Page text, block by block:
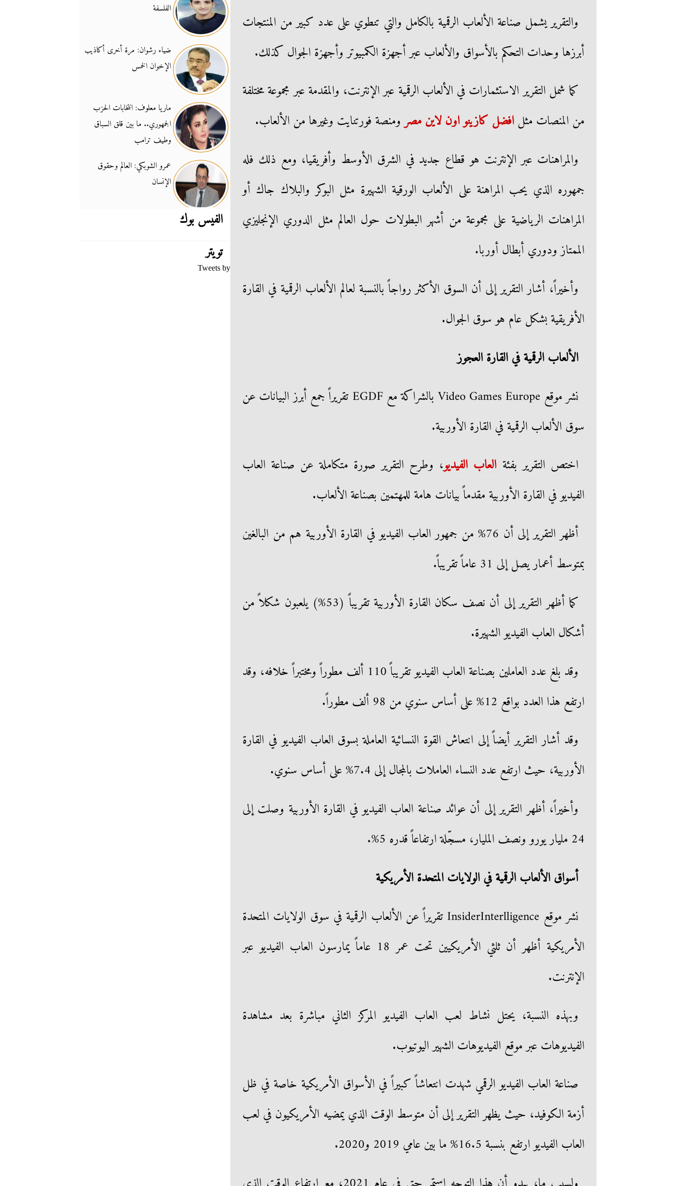
والتقرير يشمل صناعة الألعاب الرقمية بالكامل والتي تنطوي على عدد كبير من المنتجات
أبرزها وحدات التحكم بالأسواق والألعاب عبر أجهزة الكمبيوتر وأجهزة الجوال كذلك.
كما شمل التقرير الاستثمارات في الألعاب الرقمية عبر الإنترنت، والمقدمة عبر مجموعة مختلفة
من المنصات مثلافضل كازينو اون لاين مصرومنصة فورتنايت وغيرها من الألعاب.
والمراهنات عبر الإنترنت هو قطاع جديد في الشرق الأوسط وأفريقيا، ومع ذلك فله
جمهوره الذي يحب المراهنة على الألعاب الورقية الشهيرة مثل البوكر والبلاك جاك أو
المراهنات الرياضية على مجموعة من أشهر البطولات حول العالم مثل الدوري الإنجليزي
الممتاز ودوري أبطال أوربا.
وأخيراً، أشار التقرير إلى أن السوق الأكثر رواجاً بالنسبة لعالم الألعاب الرقمية في القارة
الأفريقية بشكل عام هو سوق الجوال.
الألعاب الرقمية في القارة العجوز
نشر موقع Video Games Europe بالشراكة مع EGDF تقريراً جمع أبرز البيانات عن
سوق الألعاب الرقمية في القارة الأوربية.
اختص التقرير بفئة العاب الفيديو، وطرح التقرير صورة متكاملة عن صناعة العاب
الفيديو في القارة الأوربية مقدماً بيانات هامة للمهتمين بصناعة الألعاب.
أظهر التقرير إلى أن 76% من جمهور العاب الفيديو في القارة الأوربية هم من البالغين
بمتوسط أعمار يصل إلى 31 عاماً تقريباً.
كما أظهر التقرير إلى أن نصف سكان القارة الأوربية تقريباً (53%) يلعبون شكلاً من
أشكال العاب الفيديو الشهيرة.
وقد بلغ عدد العاملين بصناعة العاب الفيديو تقريباً 110 ألف مطوراً ومختبراً خلافه، وقد
ارتفع هذا العدد بواقع 12% على أساس سنوي من 98 ألف مطوراً.
وقد أشار التقرير أيضاً إلى انتعاش القوة النسائية العاملة بسوق العاب الفيديو في القارة
الأوربية، حيث ارتفع عدد النساء العاملات بالمجال إلى 7.4% على أساس سنوي.
وأخيراً، أظهر التقرير إلى أن عوائد صناعة العاب الفيديو في القارة الأوربية وصلت إلى
24 مليار يورو ونصف المليار، مسجّلة ارتفاعاً قدره 5%.
أسواق الألعاب الرقمية في الولايات المتحدة الأمريكية
نشر موقع InsiderInterlligence تقريراً عن الألعاب الرقمية في سوق الولايات المتحدة
الأمريكية أظهر أن ثلثي الأمريكيين تحت عمر 18 عاماً يمارسون العاب الفيديو عبر
الإنترنت.
وبهذه النسبة، يحتل نشاط لعب العاب الفيديو المركز الثاني مباشرة بعد مشاهدة
الفيديوهات عبر موقع الفيديوهات الشهير اليوتيوب.
صناعة العاب الفيديو الرقمي شهدت انتعاشاً كبيراً في الأسواق الأمريكية خاصة في ظل
أزمة الكوفيد، حيث يظهر التقرير إلى أن متوسط الوقت الذي يمضيه الأمريكيون في لعب
العاب الفيديو ارتفع بنسبة 16.5% ما بين عامي 2019 و2020.
الفلسفة
ضياء رشوان: مرة أخرى أكاذيب
الإخوان الخمس
ماريا معلوف: انتخابات الحزب
الجمهوري.. ما بين قلق السباق
وطيف ترامب
عمرو الشوبكي: العالم وحقوق
الإنسان
الفيس بوك
تويتر
Tweets by